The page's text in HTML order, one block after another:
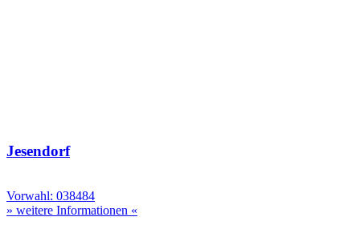
Jesendorf
Vorwahl: 038484
» weitere Informationen «